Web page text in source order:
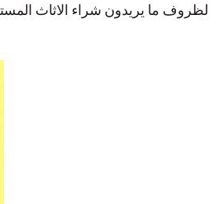
لظروف ما يريدون شراء الاثاث